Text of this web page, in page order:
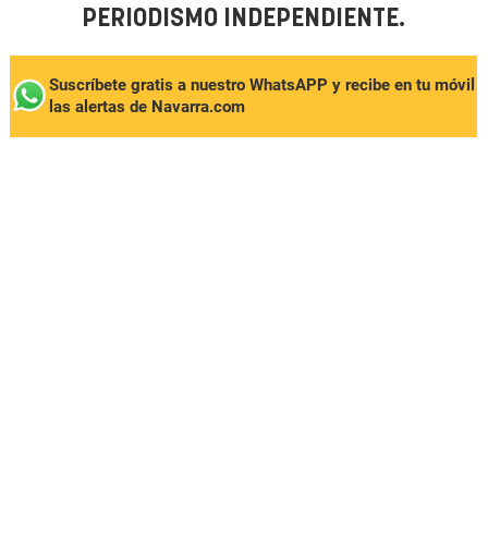
PERIODISMO INDEPENDIENTE.
Suscríbete gratis a nuestro WhatsAPP y recibe en tu móvil
las alertas de Navarra.com